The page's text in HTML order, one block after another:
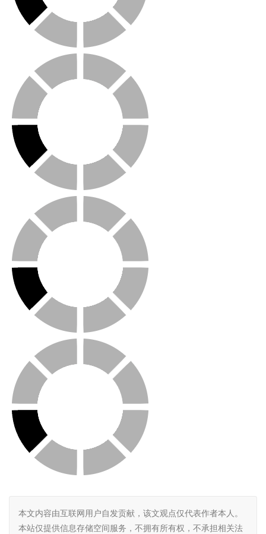
本文内容由互联网用户自发贡献，该文观点仅代表作者本人。
本站仅提供信息存储空间服务，不拥有所有权，不承担相关法